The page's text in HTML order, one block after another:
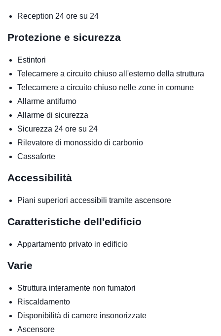
Reception 24 ore su 24
Protezione e sicurezza
Estintori
Telecamere a circuito chiuso all'esterno della struttura
Telecamere a circuito chiuso nelle zone in comune
Allarme antifumo
Allarme di sicurezza
Sicurezza 24 ore su 24
Rilevatore di monossido di carbonio
Cassaforte
Accessibilità
Piani superiori accessibili tramite ascensore
Caratteristiche dell'edificio
Appartamento privato in edificio
Varie
Struttura interamente non fumatori
Riscaldamento
Disponibilità di camere insonorizzate
Ascensore